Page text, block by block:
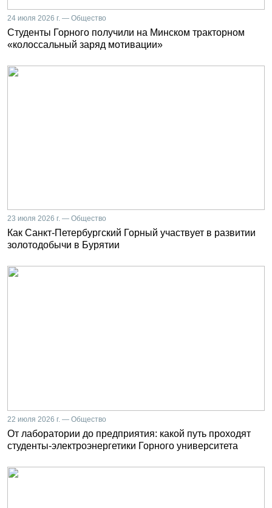
24 июля 2026 г. — Общество
Студенты Горного получили на Минском тракторном
«колоссальный заряд мотивации»
23 июля 2026 г. — Общество
Как Санкт-Петербургский Горный участвует в развитии
золотодобычи в Бурятии
22 июля 2026 г. — Общество
От лаборатории до предприятия: какой путь проходят
студенты-электроэнергетики Горного университета